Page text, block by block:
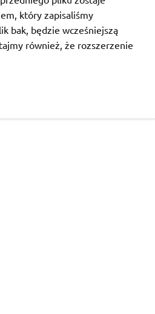
który zapisaliśmy
bak, będzie wcześniejszą
również, że rozszerzenie